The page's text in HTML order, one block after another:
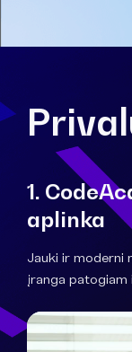
1.
aplinka
Jauki ir moderni
įranga